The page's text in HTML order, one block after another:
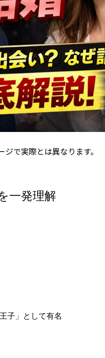
で実際とは異なります。
一発理解
子」として有名